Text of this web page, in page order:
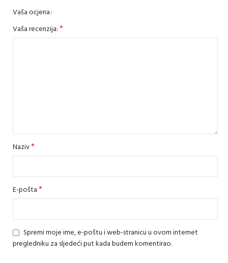
Vaša ocjena
Vaša recenzija:*
Naziv*
E-pošta*
Spremi moje ime, e-poštu i web-stranicu u ovom internet
pregledniku za sljedeći put kada budem komentirao.